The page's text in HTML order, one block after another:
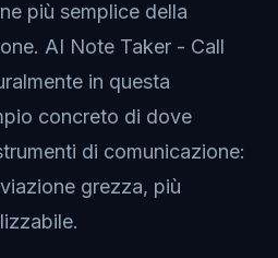
più semplice della
AI Note Taker - Call
in questa
concreto di dove
di comunicazione:
grezza, più